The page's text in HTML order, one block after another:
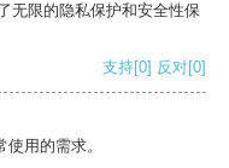
无限的隐私保护和安全性保
支持[0] 反对[0]
用的需求。